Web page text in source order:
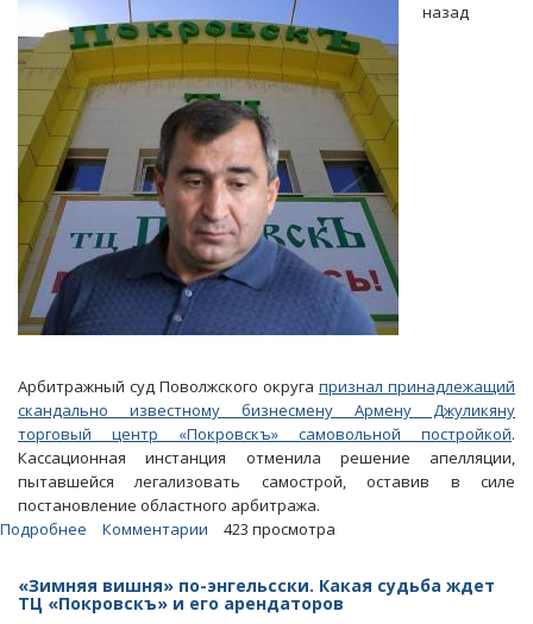
назад
Арбитражный суд Поволжского округа признал принадлежащий
скандально известному бизнесмену Армену Джуликяну
торговый центр «Покровскъ» самовольной постройкой.
Кассационная инстанция отменила решение апелляции,
пытавшейся легализовать самострой, оставив в силе
постановление областного арбитража.
Подробнее
чиновники
Комментарии 423 просмотра
«Зимняя вишня» по-энгельсски. Какая судьба ждет
ТЦ «Покровскъ» и его арендаторов